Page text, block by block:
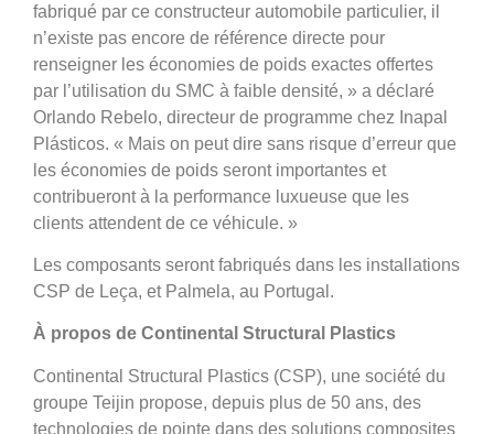
fabriqué par ce constructeur automobile particulier, il
n’existe pas encore de référence directe pour
renseigner les économies de poids exactes offertes
par l’utilisation du SMC à faible densité, » a déclaré
Orlando Rebelo, directeur de programme chez Inapal
Plásticos. « Mais on peut dire sans risque d’erreur que
les économies de poids seront importantes et
contribueront à la performance luxueuse que les
clients attendent de ce véhicule. »
Les composants seront fabriqués dans les installations
CSP de Leça, et Palmela, au Portugal.
À propos de Continental Structural Plastics
Continental Structural Plastics (CSP), une société du
groupe Teijin propose, depuis plus de 50 ans, des
technologies de pointe dans des solutions composites